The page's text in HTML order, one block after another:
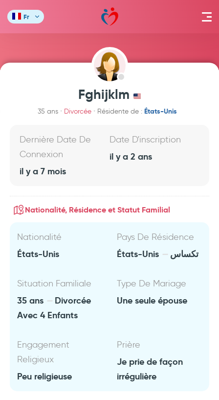
Fr
Fghijklm
35 ans Divorcée Résidente de : États-Unis
Dernière Date De
Connexion
il y a 7 mois
Date D'inscription
il y a 2 ans
Nationalité, Résidence et Statut Familial
Nationalité
États-Unis
Pays De Résidence
États-Unis تكساس
Situation Familiale
35 ans
Divorcée
Avec 4 Enfants
Type De Mariage
Une seule épouse
Engagement
Religieux
Peu religieuse
Prière
Je prie de façon
irrégulière